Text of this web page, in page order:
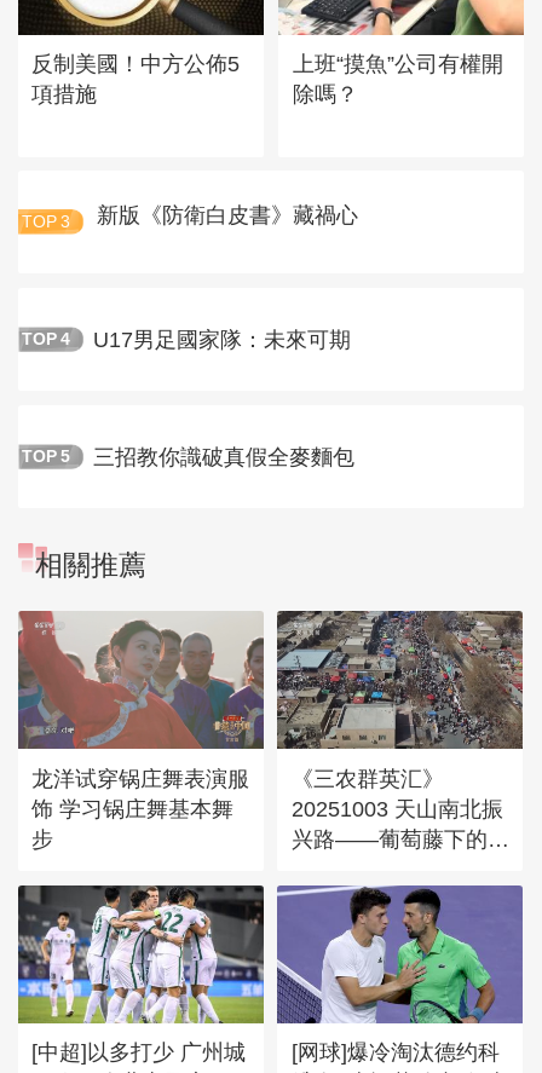
反制美國！中方公佈5
項措施
上班“摸魚”公司有權開
除嗎？
TOP 3 新版《防衛白皮書》藏禍心
TOP 4 U17男足國家隊：未來可期
TOP 5 三招教你識破真假全麥麵包
相關推薦
龙洋试穿锅庄舞表演服
饰 学习锅庄舞基本舞
步
《三农群英汇》
20251003 天山南北振
兴路——葡萄藤下的丰
[中超]以多打少 广州城
[网球]爆冷淘汰德约科